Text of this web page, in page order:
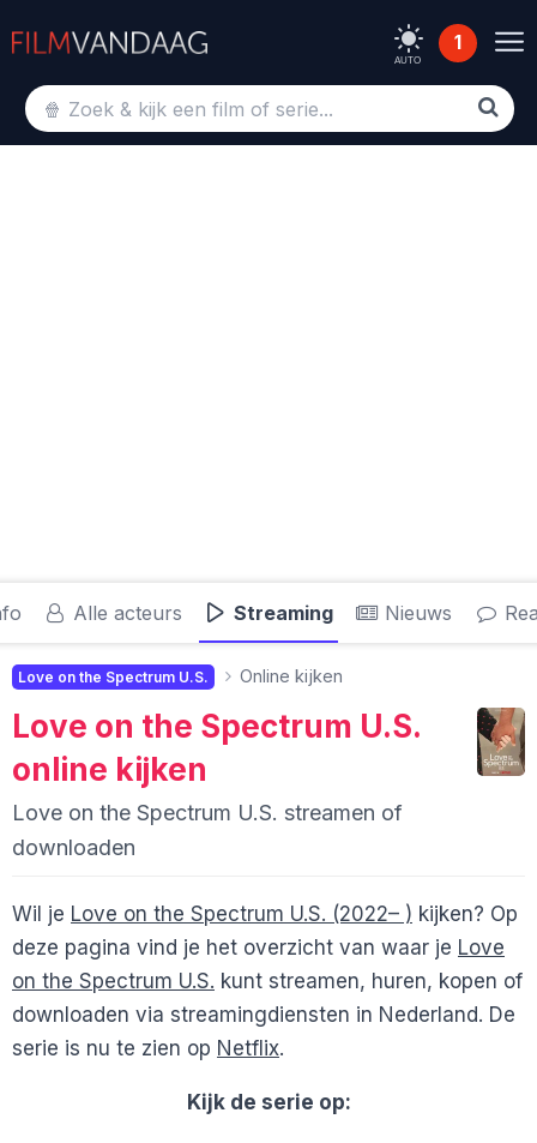
AUTO
1
Alle acteurs Streaming Nieuws
Love on the Spectrum U.S. Online kijken
Love on the Spectrum U.S.
online kijken
Love on the Spectrum U.S. streamen of
downloaden
Wil je Love on the Spectrum U.S. (2022– ) kijken? Op
deze pagina vind je het overzicht van waar je Love
on the Spectrum U.S. kunt streamen, huren, kopen of
downloaden via streamingdiensten in Nederland. De
serie is nu te zien op Netflix.
Kijk de serie op: